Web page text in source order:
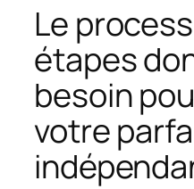
Le
étapes
besoin
votre